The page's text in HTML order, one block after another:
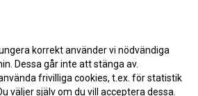
korrekt använder vi nödvändiga
Dessa går inte att stänga av.
frivilliga cookies, t.ex. för statistik
väljer själv om du vill acceptera dessa.